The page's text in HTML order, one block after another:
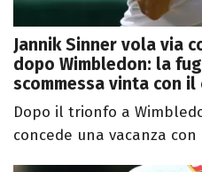
Jannik Sinner vola via
dopo Wimbledon: la
scommessa vinta con il
Dopo il trionfo a
concede una vacanza con